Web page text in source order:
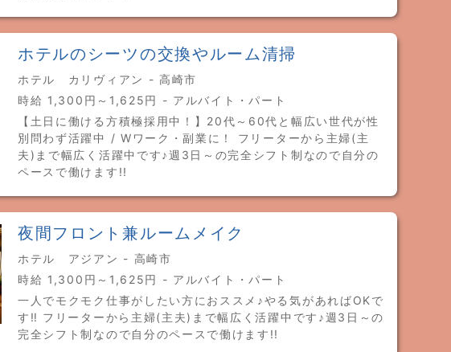
ホテルのシーツの交換やルーム清掃
ホテル カリヴィアン - 高崎市
時給 1,300円～1,625円 - アルバイト・パート
【土日に働ける方積極採用中！】20代～60代と幅広い世代が性
別問わず活躍中 / Wワーク・副業に！ フリーターから主婦(主
夫)まで幅広く活躍中です♪週3日～の完全シフト制なので自分の
ペースで働けます!!
夜間フロント兼ルームメイク
ホテル アジアン - 高崎市
時給 1,300円～1,625円 - アルバイト・パート
一人でモクモク仕事がしたい方におススメ♪やる気があればOKで
す‼ フリーターから主婦(主夫)まで幅広く活躍中です♪週3日～の
完全シフト制なので自分のペースで働けます!!